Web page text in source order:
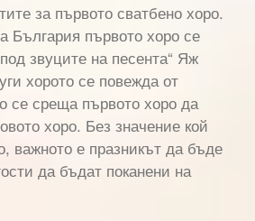
за първото сватбено хоро.
България първото хоро се
звуците на песента“ Яж
хорото се повежда от
се среща първото хоро да
хоро. Без значение кой
важното е празникът да бъде
да бъдат поканени на